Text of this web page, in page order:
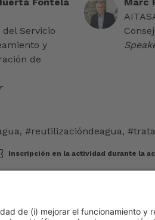
del Servicio
y
de
, #reutilizacióndeagua,
Inscripción en la actividad durante la